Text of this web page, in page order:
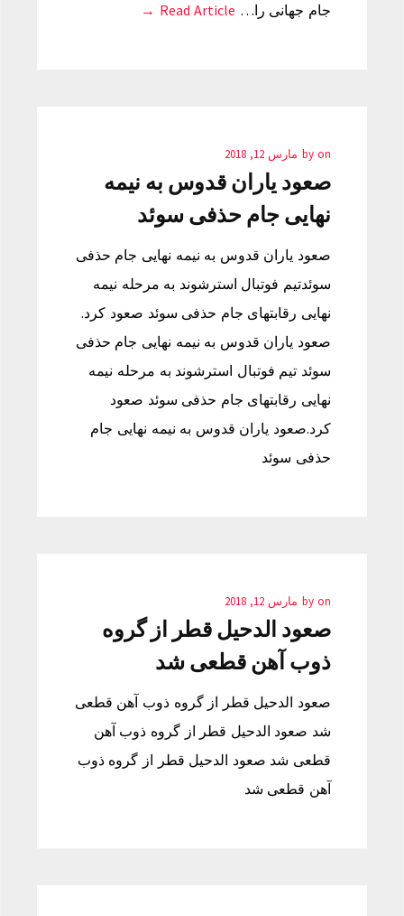
جام جهانی را… Read Article →
by on مارس 12, 2018
صعود یاران قدوس به نیمه
نهایی جام حذفی سوئد
صعود یاران قدوس به نیمه نهایی جام حذفی
سوئدتیم فوتبال استرشوند به مرحله نیمه
نهایی رقابتهای جام حذفی سوئد صعود کرد.
صعود یاران قدوس به نیمه نهایی جام حذفی
سوئد تیم فوتبال استرشوند به مرحله نیمه
نهایی رقابتهای جام حذفی سوئد صعود
کرد.صعود یاران قدوس به نیمه نهایی جام
حذفی سوئد
by on مارس 12, 2018
صعود الدحیل قطر از گروه
ذوب آهن قطعی شد
صعود الدحیل قطر از گروه ذوب آهن قطعی
شد صعود الدحیل قطر از گروه ذوب آهن
قطعی شد صعود الدحیل قطر از گروه ذوب
آهن قطعی شد